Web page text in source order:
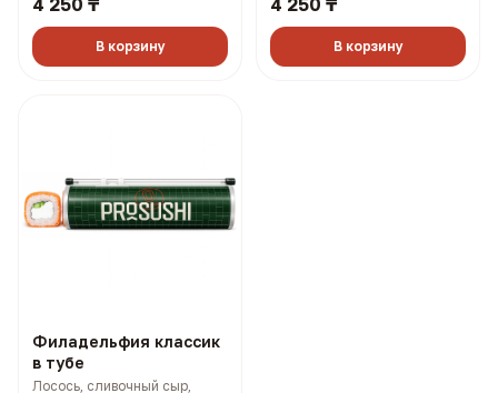
4 250 ₸
В корзину
4 250 ₸
В корзину
Филадельфия классик
в тубе
Лосось, сливочный сыр,